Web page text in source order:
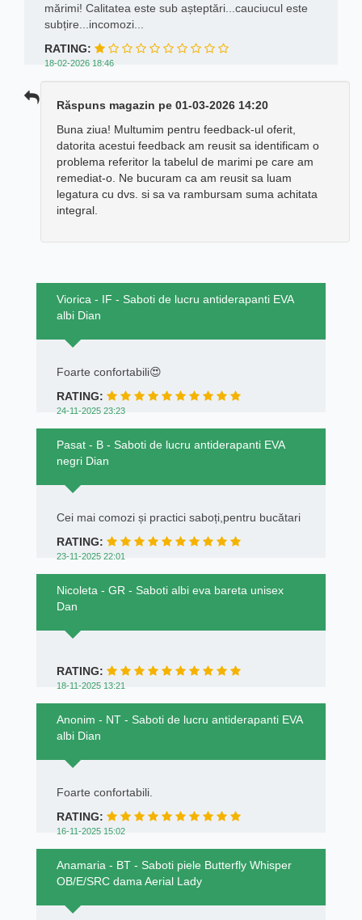
mărimi! Calitatea este sub așteptări...cauciucul este
subțire...incomozi...
RATING:
18-02-2026 18:46
Răspuns magazin pe 01-03-2026 14:20
Buna ziua! Multumim pentru feedback-ul oferit,
datorita acestui feedback am reusit sa identificam o
problema referitor la tabelul de marimi pe care am
remediat-o. Ne bucuram ca am reusit sa luam
legatura cu dvs. si sa va rambursam suma achitata
integral.
Viorica - IF - Saboti de lucru antiderapanti EVA
albi Dian
Foarte confortabili😍
RATING:
24-11-2025 23:23
Pasat - B - Saboti de lucru antiderapanti EVA
negri Dian
Cei mai comozi și practici saboți,pentru bucătari
RATING:
23-11-2025 22:01
Nicoleta - GR - Saboti albi eva bareta unisex
Dan
RATING:
18-11-2025 13:21
Anonim - NT - Saboti de lucru antiderapanti EVA
albi Dian
Foarte confortabili.
RATING:
16-11-2025 15:02
Anamaria - BT - Saboti piele Butterfly Whisper
OB/E/SRC dama Aerial Lady